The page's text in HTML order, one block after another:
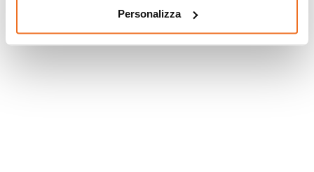
Personalizza